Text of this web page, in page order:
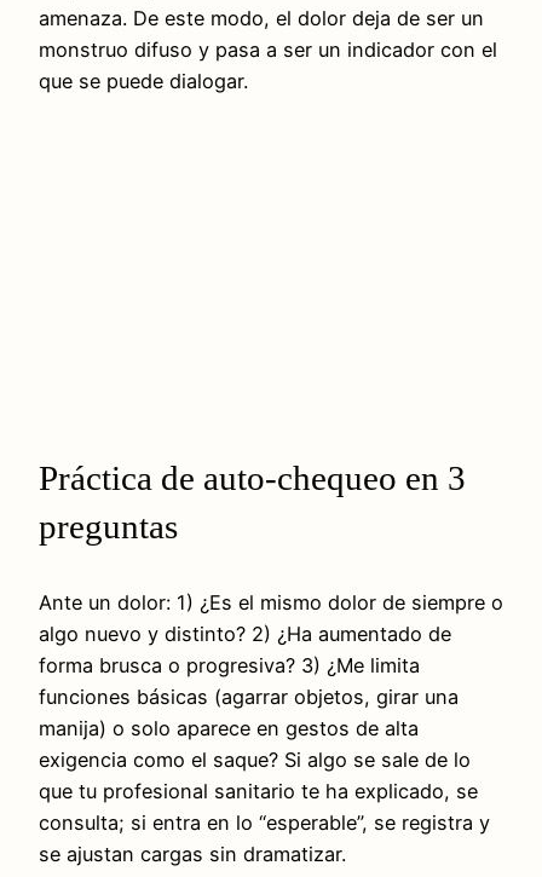
amenaza. De este modo, el dolor deja de ser un
monstruo difuso y pasa a ser un indicador con el
que se puede dialogar.
Práctica de auto-chequeo en 3
preguntas
Ante un dolor: 1) ¿Es el mismo dolor de siempre o
algo nuevo y distinto? 2) ¿Ha aumentado de
forma brusca o progresiva? 3) ¿Me limita
funciones básicas (agarrar objetos, girar una
manija) o solo aparece en gestos de alta
exigencia como el saque? Si algo se sale de lo
que tu profesional sanitario te ha explicado, se
consulta; si entra en lo “esperable”, se registra y
se ajustan cargas sin dramatizar.